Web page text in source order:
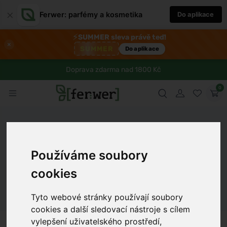
Používáme soubory
cookies
Tyto webové stránky používají soubory
cookies a další sledovací nástroje s cílem
vylepšení uživatelského prostředí,
Ferwer: parfémy a kosmetika Do aplikace
×
⚡SUMMER sleva právě teď!
Do aplikace
Doprava zdarma nad 1800 Kč
0
Dámské parfémy